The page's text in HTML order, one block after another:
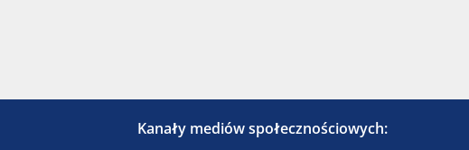
Kanały mediów społecznościowych: